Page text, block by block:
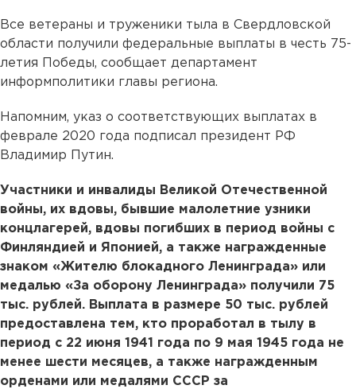
Все ветераны и труженики тыла в Свердловской
области получили федеральные выплаты в честь 75-
летия Победы, сообщает департамент
информполитики главы региона.
Напомним, указ о соответствующих выплатах в
феврале 2020 года подписал президент РФ
Владимир Путин.
Участники и инвалиды Великой Отечественной
войны, их вдовы, бывшие малолетние узники
концлагерей, вдовы погибших в период войны с
Финляндией и Японией, а также награжденные
знаком «Жителю блокадного Ленинграда» или
медалью «За оборону Ленинграда» получили 75
тыс. рублей. Выплата в размере 50 тыс. рублей
предоставлена тем, кто проработал в тылу в
период с 22 июня 1941 года по 9 мая 1945 года не
менее шести месяцев, а также награжденным
орденами или медалями СССР за